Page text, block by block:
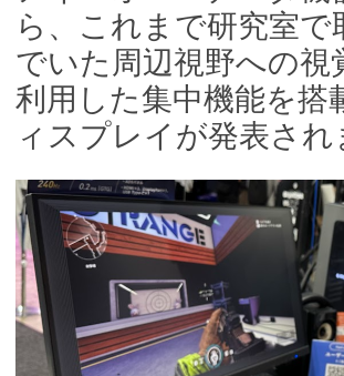
ら、これまで研究室で
でいた周辺視野への視
利用した集中機能を搭
ィスプレイが発表され